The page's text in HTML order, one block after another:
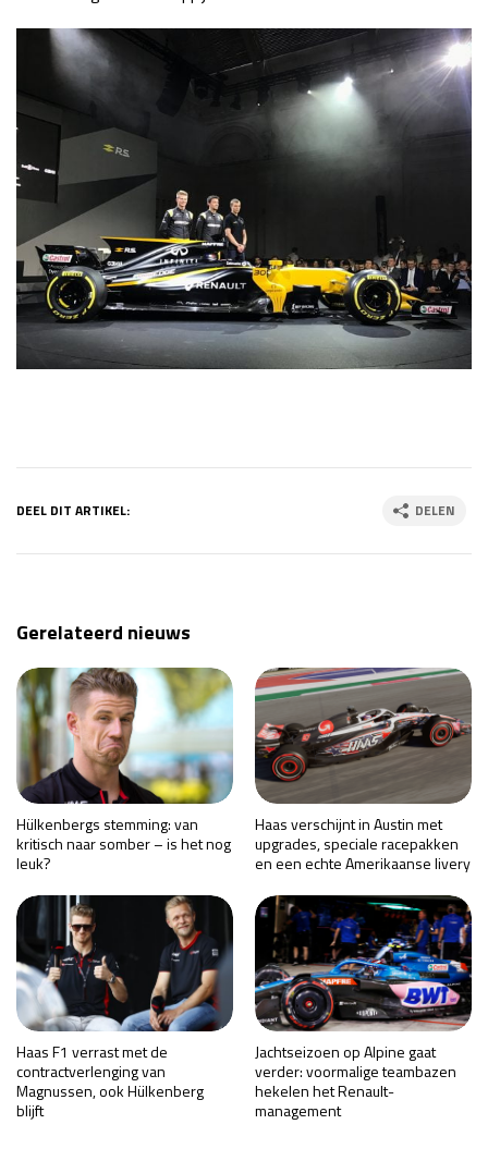
DEEL DIT ARTIKEL: DELEN
Gerelateerd nieuws
Hülkenbergs stemming: van
kritisch naar somber – is het nog
leuk?
Haas verschijnt in Austin met
upgrades, speciale racepakken
en een echte Amerikaanse livery
Haas F1 verrast met de
contractverlenging van
Magnussen, ook Hülkenberg
blijft
Jachtseizoen op Alpine gaat
verder: voormalige teambazen
hekelen het Renault-
management